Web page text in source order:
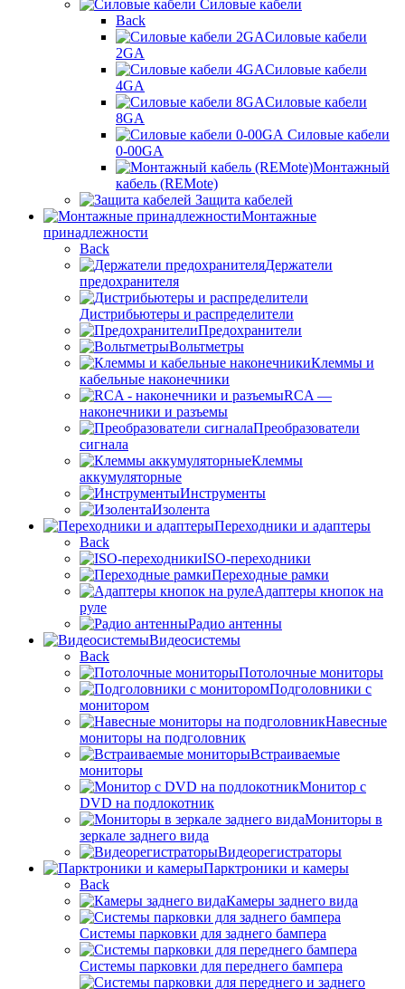
Силовые кабели
Back
Силовые кабели
2GA
Силовые кабели
4GA
Силовые кабели
8GA
Силовые кабели
0-00GA
Монтажный
кабель (REMote)
Защита кабелей
Монтажные
принадлежности
Back
Держатели
предохранителя
Дистрибьютеры и распределители
Предохранители
Вольтметры
Клеммы и
кабельные наконечники
RCA —
наконечники и разъемы
Преобразователи
сигнала
Клеммы
аккумуляторные
Инструменты
Изолента
Переходники и адаптеры
Back
ISO-переходники
Переходные рамки
Адаптеры кнопок на
руле
Радио антенны
Видеосистемы
Back
Потолочные мониторы
Подголовники с
монитором
Навесные
мониторы на подголовник
Встраиваемые
мониторы
Монитор с
DVD на подлокотник
Мониторы в
зеркале заднего вида
Видеорегистраторы
Парктроники и камеры
Back
Камеры заднего вида
Системы парковки для заднего бампера
Системы парковки для переднего бампера